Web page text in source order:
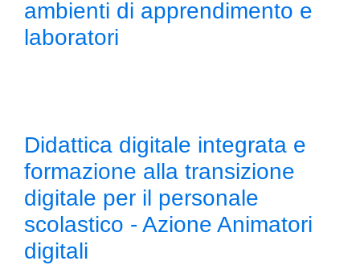
ambienti di apprendimento e
laboratori
Didattica digitale integrata e
formazione alla transizione
digitale per il personale
scolastico - Azione Animatori
digitali